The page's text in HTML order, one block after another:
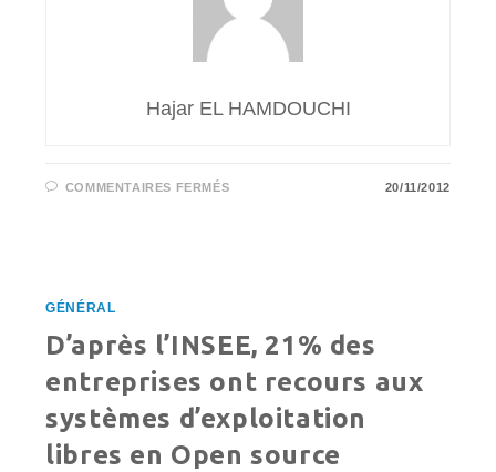
Hajar EL HAMDOUCHI
COMMENTAIRES FERMÉSSUR
STRASBOURG
20/11/2012
GÉNÉRAL
D’après l’INSEE, 21% des
entreprises ont recours aux
systèmes d’exploitation
libres en Open source